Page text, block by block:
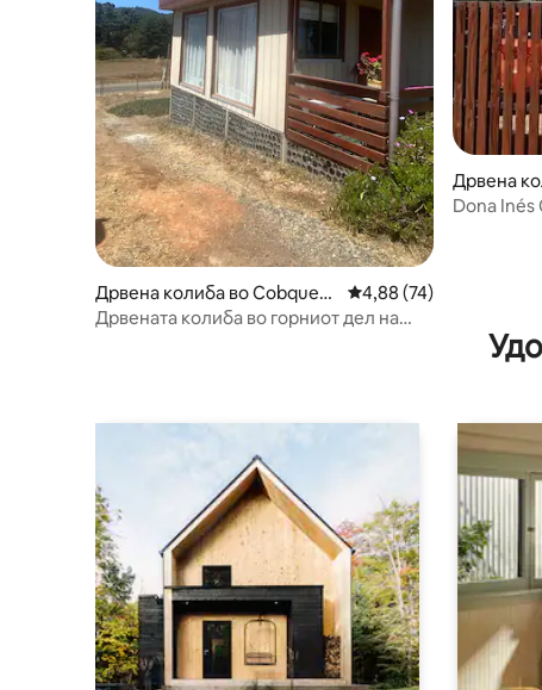
Дрвена колиба во Cobquec
ura
Просечна оцена: 4,88
4,88 (74)
Дрвената колиба во горниот дел на
Дрвена
Dona